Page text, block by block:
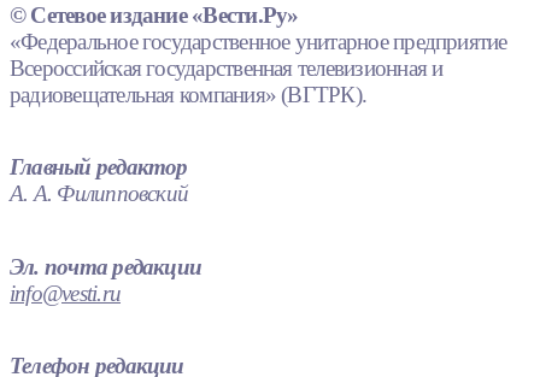
© Сетевое издание «Вести.Ру»
«Федеральное государственное унитарное предприятие
Всероссийская государственная телевизионная и
радиовещательная компания» (ВГТРК).
Главный редактор
А. А. Филипповский
Эл. почта редакции
info@vesti.ru
Телефон редакции